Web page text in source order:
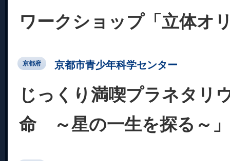
ワークショップ「立体オ
京都府 京都市青少年科学センター
じっくり満喫プラネタリ
命 ～星の一生を探る～」